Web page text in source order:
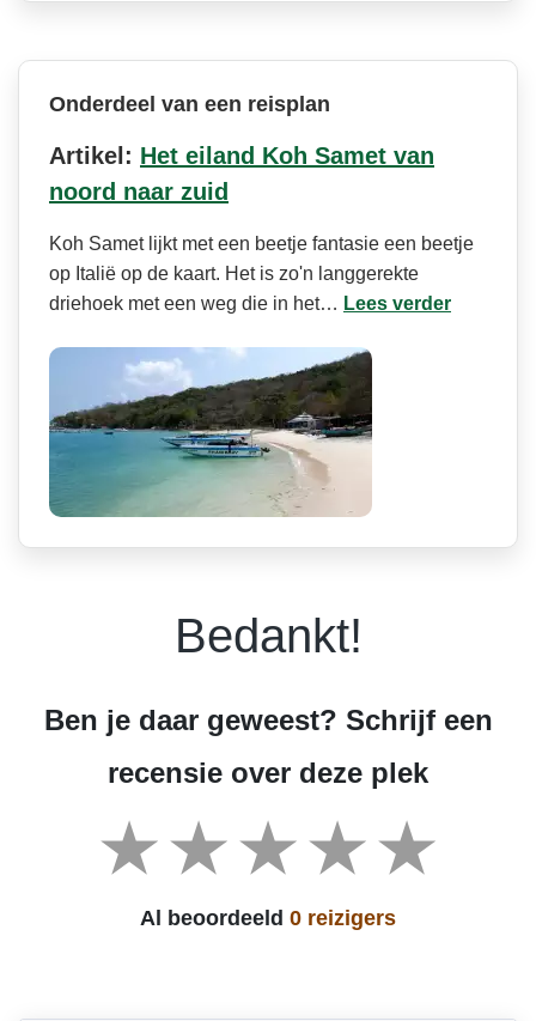
Onderdeel van een reisplan
Artikel: Het eiland Koh Samet van
noord naar zuid
Koh Samet lijkt met een beetje fantasie een beetje
op Italië op de kaart. Het is zo'n langgerekte
driehoek met een weg die in het… Lees verder
Bedankt!
Ben je daar geweest? Schrijf een
recensie over deze plek
Al beoordeeld 0 reizigers